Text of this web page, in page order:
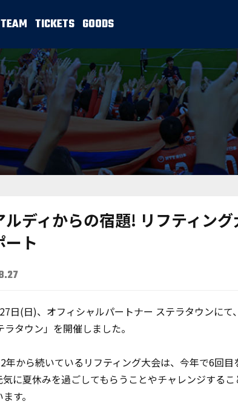
TEAM TICKETS GOODS
ルディからの宿題! リフティン
ート
日(日)、オフィシャルパートナー ステラタウンに
ラタウン」を開催しました。
年から続いているリフティング大会は、今年で6回
気に夏休みを過ごしてもらうことやチャレンジする
す。